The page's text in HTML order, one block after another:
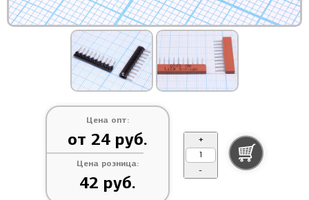
Цена опт:
от 24 руб.
Цена розница:
42 руб.
+
-